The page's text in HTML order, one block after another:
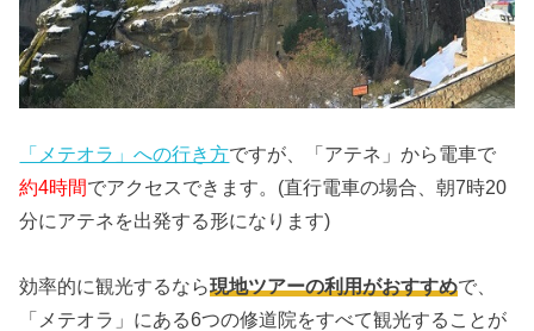
「メテオラ」への行き方ですが、「アテネ」から電車で
約4時間でアクセスできます。(直行電車の場合、朝7時20
分にアテネを出発する形になります)
効率的に観光するなら現地ツアーの利用がおすすめで、
「メテオラ」にある6つの修道院をすべて観光することが